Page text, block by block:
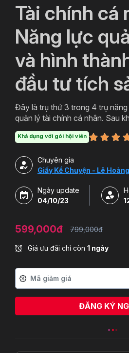
Tài chính cá
Năng lực
và hình
đầu tư tích
Đây là trụ thứ 3 trong 4 trụ
quản lý tài chính cá nhân. Sau
được quản lý, đầu tư để phát
này.
Khả dụng với gói hội viên
Chuyên gia
Giấy Kể Chuyện - Lê
Ngày update
04/10/23
599,000đ 799,000đ
Giá ưu đãi chỉ còn 1 ngày
ĐĂNG KÝ